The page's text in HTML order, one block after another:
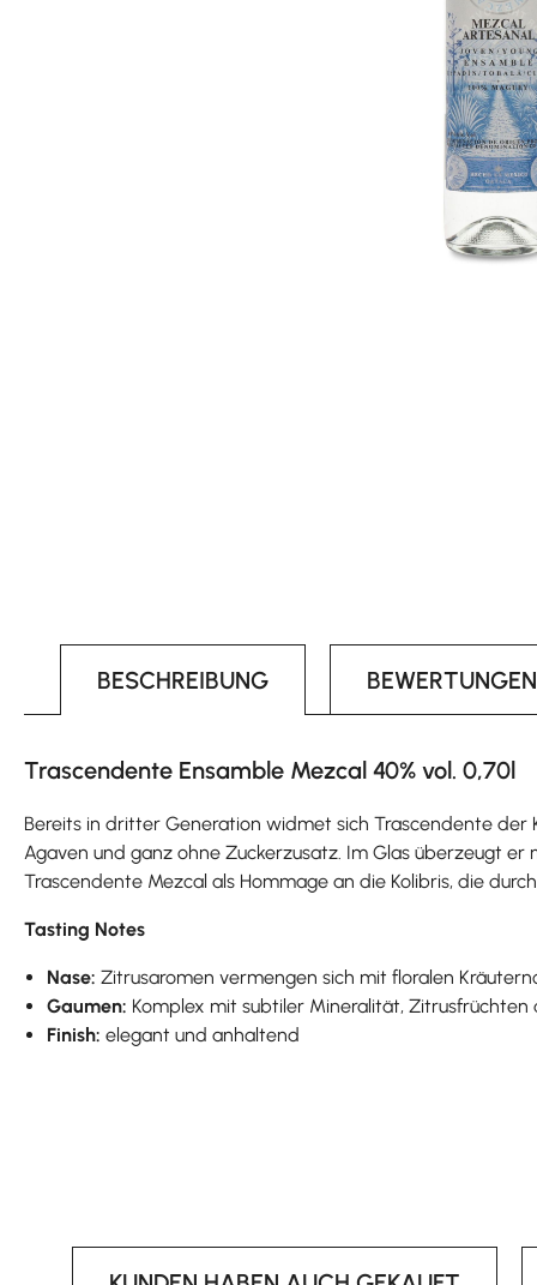
BESCHREIBUNG BEWERTUNGEN
Trascendente Ensamble Mezcal 40% vol. 0,70l
Bereits in dritter Generation widmet sich Trascendente der
Agaven und ganz ohne Zuckerzusatz. Im Glas überzeugt
Trascendente Mezcal als Hommage an die Kolibris, die
Tasting Notes
Nase: Zitrusaromen vermengen sich mit floralen
Gaumen: Komplex mit subtiler Mineralität, Zitrusfrüchten
Finish: elegant und anhaltend